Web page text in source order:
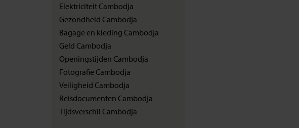
Elektriciteit Cambodja
Gezondheid Cambodja
Bagage en kleding Cambodja
Geld Cambodja
Openingstijden Cambodja
Fotografie Cambodja
Veiligheid Cambodja
Reisdocumenten Cambodja
Tijdsverschil Cambodja